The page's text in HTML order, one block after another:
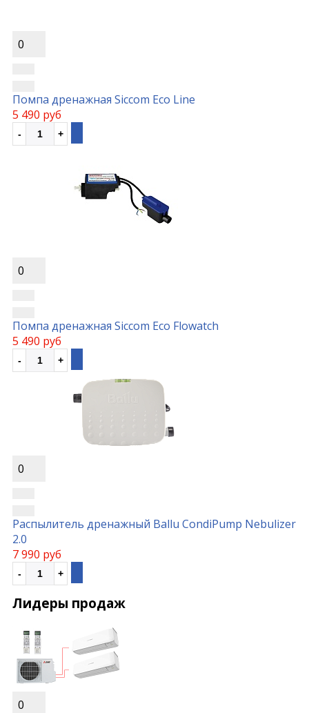
0
Помпа дренажная Siccom Eco Line
5 490 руб
0
Помпа дренажная Siccom Eco Flowatch
5 490 руб
0
Распылитель дренажный Ballu CondiPump Nebulizer
2.0
7 990 руб
Лидеры продаж
0